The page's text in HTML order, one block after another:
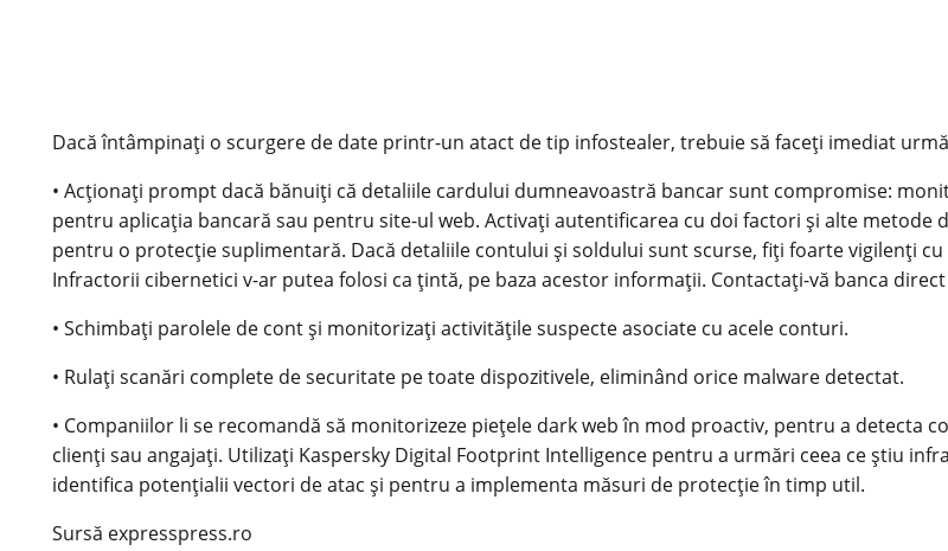
Dacă întâmpinați o scurgere de date printr-un atact de tip infostealer, trebuie să faceți imediat
• Acționați prompt dacă bănuiți că detaliile cardului dumneavoastră bancar sunt compromise:
pentru aplicația bancară sau pentru site-ul web. Activați autentificarea cu doi factori și alte
pentru o protecție suplimentară. Dacă detaliile contului și soldului sunt scurse, fiți foarte vigilenți
Infractorii cibernetici v-ar putea folosi ca țintă, pe baza acestor informații. Contactați-vă banca
• Schimbați parolele de cont și monitorizați activitățile suspecte asociate cu acele conturi.
• Rulați scanări complete de securitate pe toate dispozitivele, eliminând orice malware detectat.
• Companiilor li se recomandă să monitorizeze piețele dark web în mod proactiv, pentru a detecta
clienți sau angajați. Utilizați Kaspersky Digital Footprint Intelligence pentru a urmări ceea ce știu
identifica potențialii vectori de atac și pentru a implementa măsuri de protecție în timp util.
Sursă expresspress.ro